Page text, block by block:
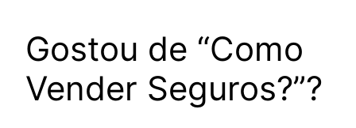
Gostou de “Como
Vender Seguros?”?